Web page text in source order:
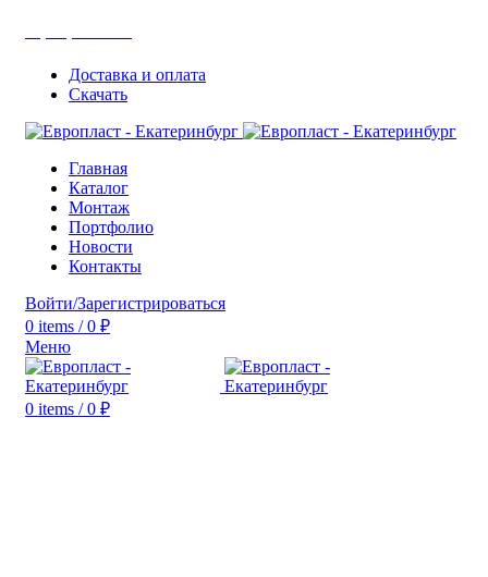
Доставка и оплата
Скачать
Главная
Каталог
Монтаж
Портфолио
Новости
Контакты
Войти/Зарегистрироваться
0 items / 0 ₽
Меню
0 items / 0 ₽